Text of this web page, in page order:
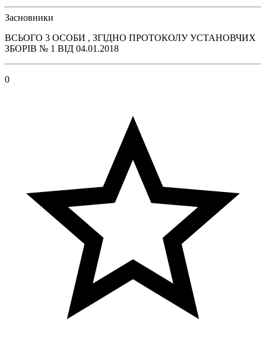
Засновники
ВСЬОГО 3 ОСОБИ , ЗГІДНО ПРОТОКОЛУ УСТАНОВЧИХ
ЗБОРІВ № 1 ВІД 04.01.2018
0